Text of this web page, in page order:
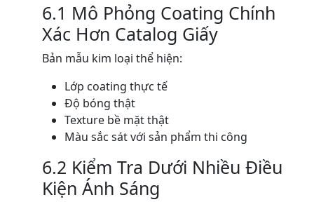
6.1 Mô Phỏng Coating Chính
Xác Hơn Catalog Giấy
Bản mẫu kim loại thể hiện:
Lớp coating thực tế
Độ bóng thật
Texture bề mặt thật
Màu sắc sát với sản phẩm thi công
6.2 Kiểm Tra Dưới Nhiều Điều
Kiện Ánh Sáng